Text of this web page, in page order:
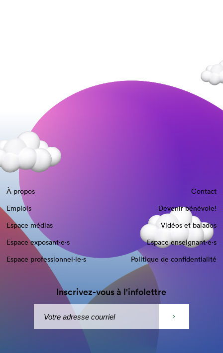
À propos
Contact
Emplois
Devenir bénévole!
Espace médias
Vidéos et balados
Espace exposant·e⋅s
Espace enseignant·e⋅s
Espace professionnel·le⋅s
Politique de confidentialité
Inscrivez-vous à l'infolettre